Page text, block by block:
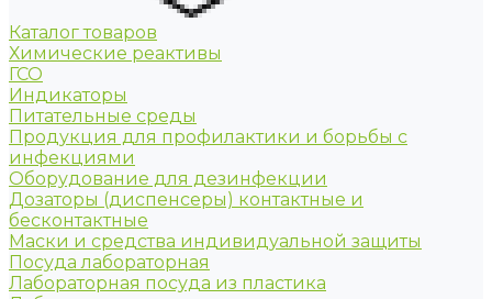
Каталог товаров
Химические реактивы
ГСО
Индикаторы
Питательные среды
Продукция для профилактики и борьбы с
инфекциями
Оборудование для дезинфекции
Дозаторы (диспенсеры) контактные и
бесконтактные
Маски и средства индивидуальной защиты
Посуда лабораторная
Лабораторная посуда из пластика